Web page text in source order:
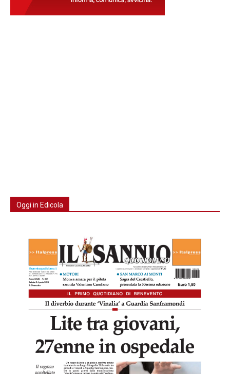
Oggi in Edicola